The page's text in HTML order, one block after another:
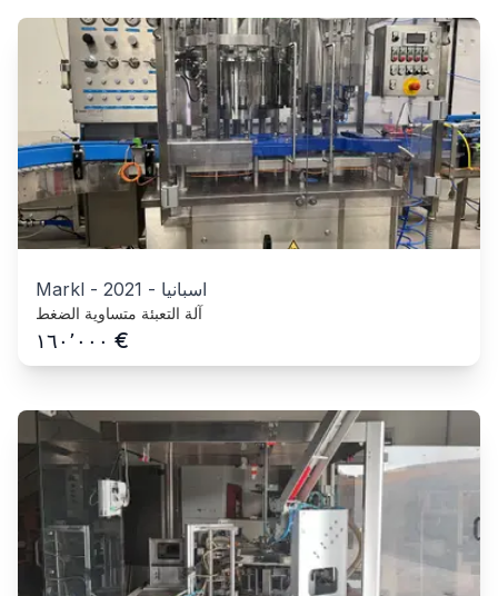
Markl - 2021 - اسبانيا
آلة التعبئة متساوية الضغط
١٦٠٬٠٠٠ €